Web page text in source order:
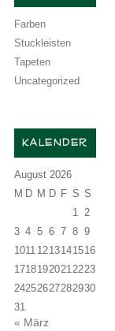
Farben
Stuckleisten
Tapeten
Uncategorized
KALENDER
August 2026
M D M D F S S
1 2
3 4 5 6 7 8 9
1011 1213141516
17181920212223
24252627282930
31
« März